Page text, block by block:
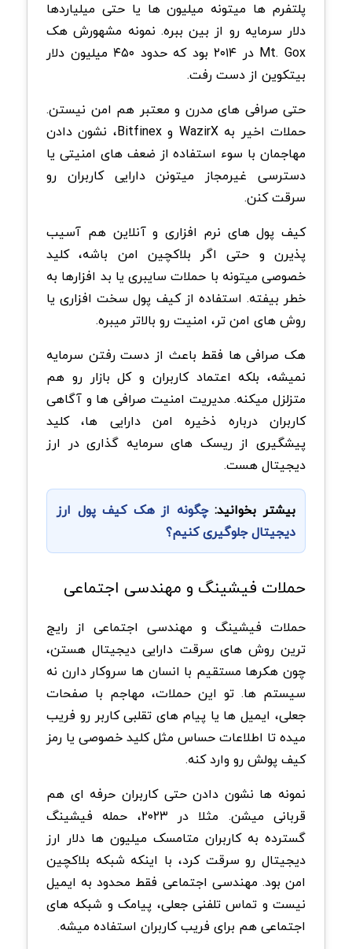
پلتفرم ها میتونه میلیون ها یا حتی میلیاردها
دلار سرمایه رو از بین ببره. نمونه مشهورش هک
Mt. Gox در ۲۰۱۴ بود که حدود ۴۵۰ میلیون دلار
بیتکوین از دست رفت.
حتی صرافی های مدرن و معتبر هم امن نیستن.
حملات اخیر به WazirX و Bitfinex، نشون دادن
مهاجمان با سوء استفاده از ضعف های امنیتی یا
دسترسی غیرمجاز میتونن دارایی کاربران رو
سرقت کنن.
کیف پول های نرم افزاری و آنلاین هم آسیب
پذیرن و حتی اگر بلاکچین امن باشه، کلید
خصوصی میتونه با حملات سایبری یا بد افزارها به
خطر بیفته. استفاده از کیف پول سخت افزاری یا
روش های امن تر، امنیت رو بالاتر میبره.
هک صرافی ها فقط باعث از دست رفتن سرمایه
نمیشه، بلکه اعتماد کاربران و کل بازار رو هم
متزلزل میکنه. مدیریت امنیت صرافی ها و آگاهی
کاربران درباره ذخیره امن دارایی ها، کلید
پیشگیری از ریسک های سرمایه گذاری در ارز
دیجیتال هست.
بیشتر بخوانید:چگونه از هک کیف پول ارز
دیجیتال جلوگیری کنیم؟
حملات فیشینگ و مهندسی اجتماعی
حملات فیشینگ و مهندسی اجتماعی از رایج
ترین روش های سرقت دارایی دیجیتال هستن،
چون هکرها مستقیم با انسان ها سروکار دارن نه
سیستم ها. تو این حملات، مهاجم با صفحات
جعلی، ایمیل ها یا پیام های تقلبی کاربر رو فریب
میده تا اطلاعات حساس مثل کلید خصوصی یا رمز
کیف پولش رو وارد کنه.
نمونه ها نشون دادن حتی کاربران حرفه ای هم
قربانی میشن. مثلا در ۲۰۲۳، حمله فیشینگ
گسترده به کاربران متامسک میلیون ها دلار ارز
دیجیتال رو سرقت کرد، با اینکه شبکه بلاکچین
امن بود. مهندسی اجتماعی فقط محدود به ایمیل
نیست و تماس تلفنی جعلی، پیامک و شبکه های
اجتماعی هم برای فریب کاربران استفاده میشه.